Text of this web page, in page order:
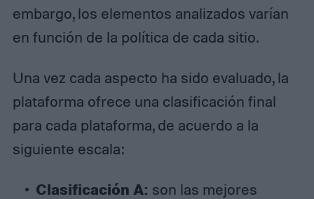
embargo, los elementos analizados varían
en función de la política de cada sitio.
Una vez cada aspecto ha sido evaluado, la
plataforma ofrece una clasificación final
para cada plataforma, de acuerdo a la
siguiente escala:
Clasificación A: son las mejores